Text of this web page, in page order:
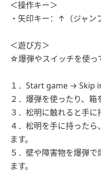
＜操作キー＞
・矢印キー：↑（ジャン
＜遊び方＞
☆爆弾やスイッチを使
１．Start game → Skip
２．爆弾を使ったり、箱
３．松明に触れると手に
４．松明を手に持った
ます。
５．壁や障害物を爆弾
ます。